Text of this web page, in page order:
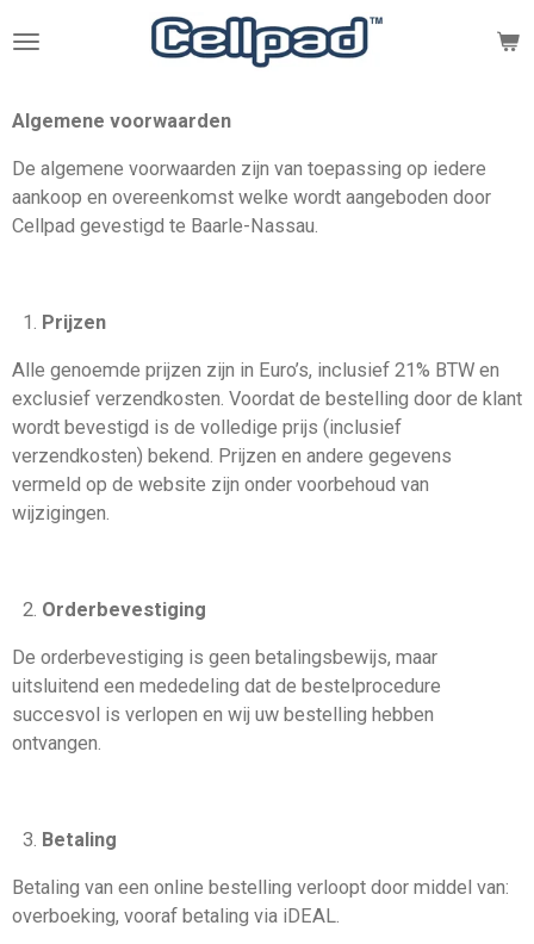
direct
de
Algemene voorwaarden
De algemene voorwaarden zijn van toepassing op iedere
aankoop en overeenkomst welke wordt aangeboden door
Cellpad gevestigd te Baarle-Nassau.
Prijzen
Alle genoemde prijzen zijn in Euro’s, inclusief 21% BTW en
exclusief verzendkosten. Voordat de bestelling door de klant
wordt bevestigd is de volledige prijs (inclusief
verzendkosten) bekend. Prijzen en andere gegevens
vermeld op de website zijn onder voorbehoud van
wijzigingen.
Orderbevestiging
De orderbevestiging is geen betalingsbewijs, maar
uitsluitend een mededeling dat de bestelprocedure
succesvol is verlopen en wij uw bestelling hebben
ontvangen.
Betaling
Betaling van een online bestelling verloopt door middel van:
overboeking, vooraf betaling via iDEAL.